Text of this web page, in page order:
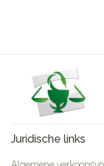
Juridische links